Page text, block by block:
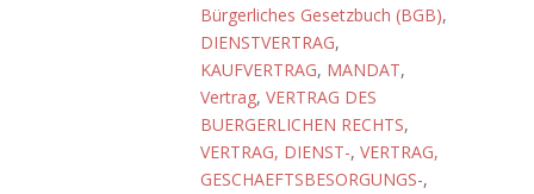
Bürgerliches Gesetzbuch (BGB),
DIENSTVERTRAG,
KAUFVERTRAG, MANDAT,
Vertrag, VERTRAG DES
BUERGERLICHEN RECHTS,
VERTRAG, DIENST-, VERTRAG,
GESCHAEFTSBESORGUNGS-,